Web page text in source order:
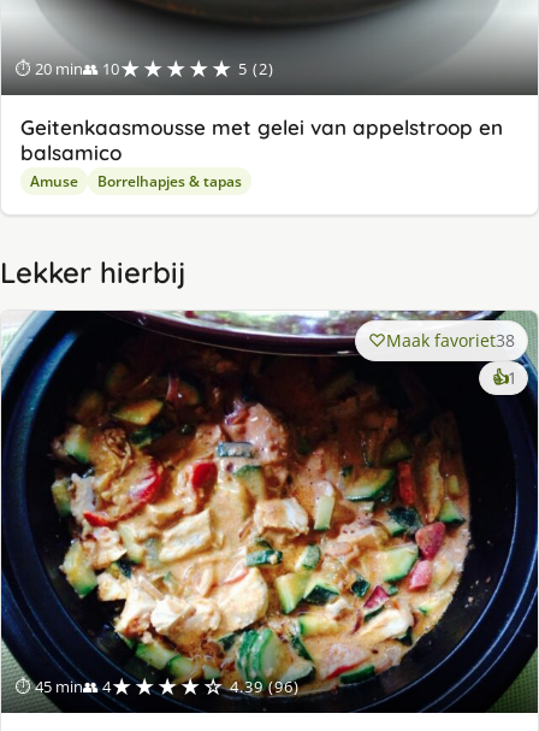
⏱ 20 min👥 10★★★★★ 5 (2)
Geitenkaasmousse met gelei van appelstroop en
balsamico
Amuse Borrelhapjes & tapas
Lekker hierbij
⏱ 45 min👥 4★★★★☆ 4.39 (96)
Maak favoriet38
👍1